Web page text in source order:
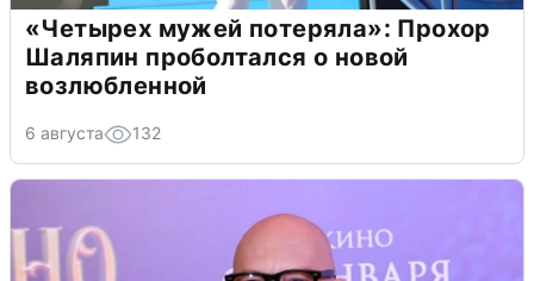
«Четырех мужей потеряла»: Прохор
Шаляпин проболтался о новой
возлюбленной
6 августа 132